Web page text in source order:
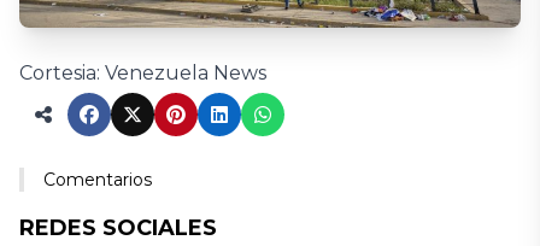
Cortesia: Venezuela News
Comentarios
REDES SOCIALES